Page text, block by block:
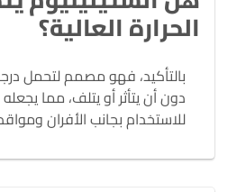
الحرارة العالية؟
بالتأكيد، فهو مصمم لتحمل
دون أن يتأثر أو يتلف، مما
للاستخدام بجانب الأفران